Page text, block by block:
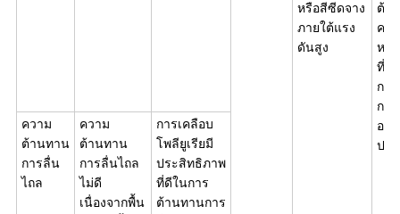
หรือสีซีดจาง
ภายใต้แรง
ดันสูง
ต้า
คว
หา
ที่เ
กา
กะ
อย่
ปร
ความ
ต้านทาน
การลื่น
ไถล
ความ
ต้านทาน
การลื่นไถล
ไม่ดี
เนื่องจากพื้น
การเคลือบ
โพลียูเรียมี
ประสิทธิภาพ
ที่ดีในการ
ต้านทานการ